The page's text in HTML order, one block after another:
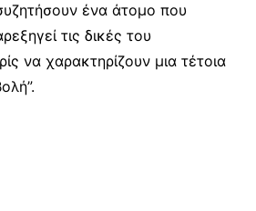
ένα άτομο που
τις δικές του
να χαρακτηρίζουν μια τέτοια